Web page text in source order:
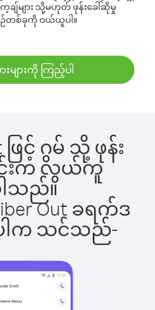
ျ်များ သို့မဟုတ် ဖုန်းခေါ်ဆိုမှု
တစ်ခုကို ဝယ်ယူပါ။
များကို ကြည့်ပါ
ဖြင့် ဂွမ် သို့ ဖုန်း
င်းက လွယ်ကူ
သည်။
Out ခရက်ဒ
ပါက သင်သည်-